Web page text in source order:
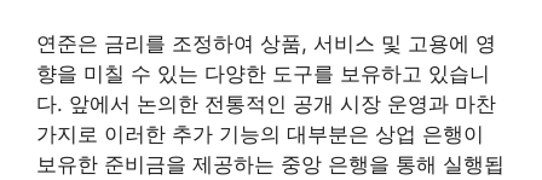
연준은 금리를 조정하여 상품, 서비스 및 고용에 영
향을 미칠 수 있는 다양한 도구를 보유하고 있습니
다. 앞에서 논의한 전통적인 공개 시장 운영과 마찬
가지로 이러한 추가 기능의 대부분은 상업 은행이
보유한 준비금을 제공하는 중앙 은행을 통해 실행됩